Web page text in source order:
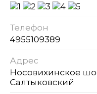
Телефон
4955109389
Адрес
Носовихинское
Салтыковский